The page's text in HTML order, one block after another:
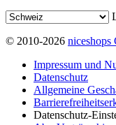
© 2010-2026 niceshops
Impressum und
Datenschutz
Allgemeine
Datenschutz-